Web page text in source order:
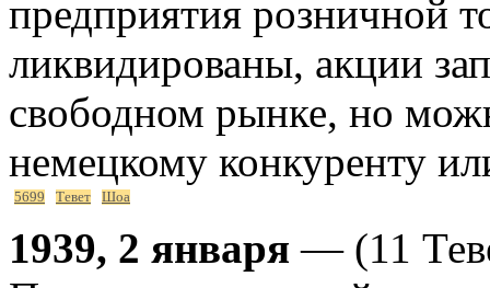
предприятия розничной
ликвидированы, акции
свободном рынке, но
немецкому конкуренту
5699 Тевет Шоа
1939, 2 января — (11